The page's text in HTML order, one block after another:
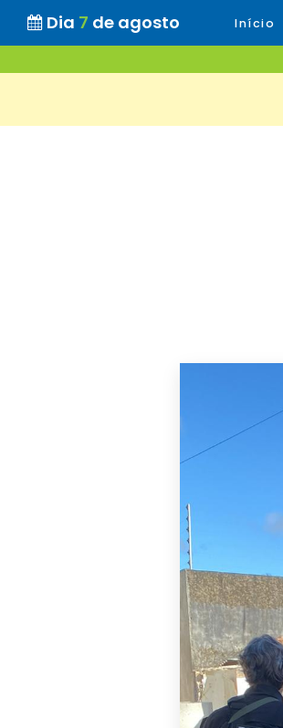
Dia 7 de agosto Início